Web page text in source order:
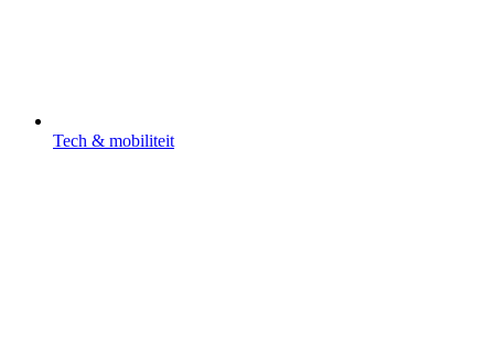
Tech & mobiliteit